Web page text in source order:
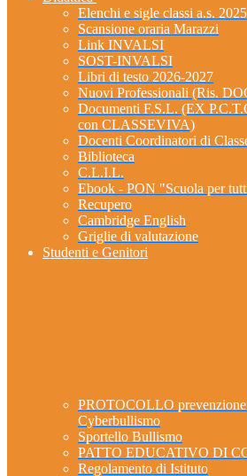
Elenchi e sigle classi a.s.
Scansione oraria Marazzi
Link INVALSI
SOST-INVALSI
Libri di testo 2026-2027
Nuovi Professionali (Ris.
Documenti F.S.L. (EX
con CLASSEVIVA)
Docenti Coordinatori di
Biblioteca
C.L.I.L.
Ebook - PON "Scuola per
Recupero
Cambridge English
Griglie di valutazione
Studenti e Genitori
PROTOCOLLO
Cyberbullismo
Sportello Bullismo
PATTO EDUCATIVO DI
Regolamento di Istituto